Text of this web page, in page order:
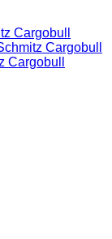
Cargobull
Cargobull
Cargobull